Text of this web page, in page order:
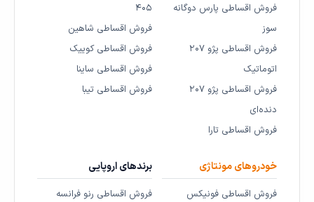
فروش اقساطی پارس دوگانه
سوز
فروش اقساطی پژو ۲۰۷
اتوماتیک
فروش اقساطی پژو ۲۰۷
دنده‌ای
فروش اقساطی تارا
۴۰۵
فروش اقساطی شاهین
فروش اقساطی کوییک
فروش اقساطی ساینا
فروش اقساطی تیبا
خودروهای مونتاژی
فروش اقساطی فونیکس
برندهای اروپایی
فروش اقساطی رنو فرانسه